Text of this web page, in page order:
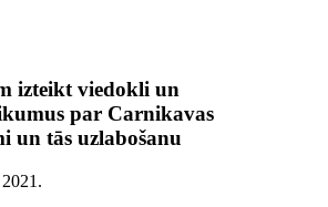
izteikt viedokli un
par Carnikavas
un tās uzlabošanu
.